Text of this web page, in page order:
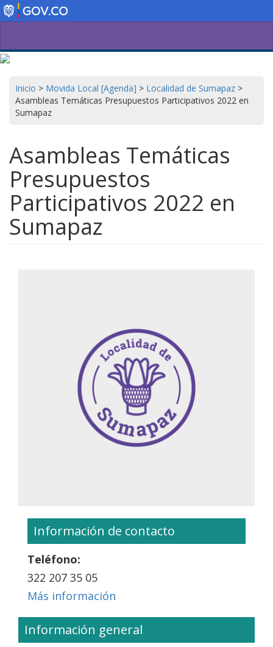
Pasar
al
Inicio > Movida Local [Agenda] > Localidad de Sumapaz >
Asambleas Temáticas Presupuestos Participativos 2022 en
Sumapaz
Asambleas Temáticas
Presupuestos
Participativos 2022 en
Sumapaz
Información de contacto
Teléfono:
322 207 35 05
Más información
Información general